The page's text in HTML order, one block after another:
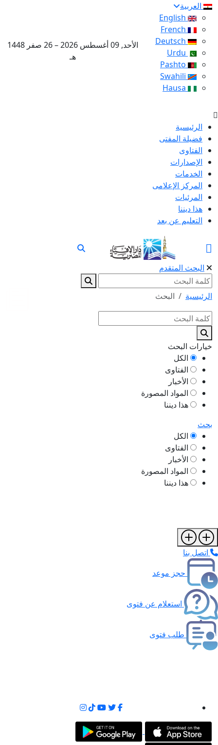
العربية
الأحد, 09 أغسطس 2026 – 26 صفر 1448
هـ
الرئيسية
فضيلة المفتى
الفتاوى
الإصدارات
الخدمات
المركز الإعلامى
المرئيات
هذا ديننا
التعليم عن بعد
البحث المتقدم
الرئيسية البحث
خيارات البحث
الكل
الفتاوى
الأخبار
المواد المصورة
هذا ديننا
بحث
الكل
الفتاوى
الأخبار
المواد المصورة
هذا ديننا
اتصل بنا
حجز موعد
استعلام عن فتوى
طلب فتوى